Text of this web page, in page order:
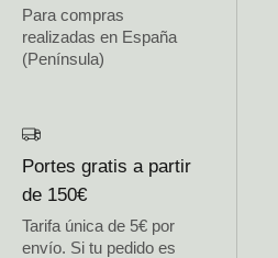
Para compras
realizadas en España
(Península)
Portes gratis a partir
de 150€
Tarifa única de 5€ por
envío. Si tu pedido es